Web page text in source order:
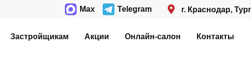
Max Telegram г. Краснодар,
Застройщикам Акции Онлайн-салон Контакты